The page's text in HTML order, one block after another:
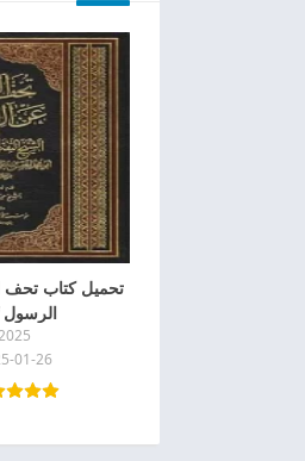
تحميل كتاب تحف
الرسول pdf
01-26